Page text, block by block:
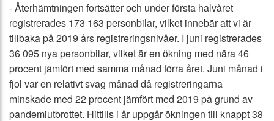
- Återhämtningen fortsätter och under första halvåret
registrerades 173 163 personbilar, vilket innebär att vi är
tillbaka på 2019 års registreringsnivåer. I juni registrerades
36 095 nya personbilar, vilket är en ökning med nära 46
procent jämfört med samma månad förra året. Juni månad i
fjol var en relativt svag månad då registreringarna
minskade med 22 procent jämfört med 2019 på grund av
pandemiutbrottet. Hittills i år uppgår ökningen till knappt 38